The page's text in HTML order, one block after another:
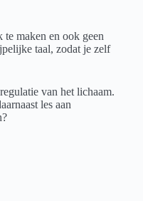
maken en ook geen
taal, zodat je zelf
van het lichaam.
les aan